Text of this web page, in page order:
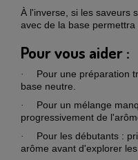
À l'inverse, si les saveurs
avec de la base permettra
Pour vous aider :
·
Pour une préparation
base neutre.
·
Pour un mélange
progressivement de
·
Pour les débutants :
arôme avant d'explorer